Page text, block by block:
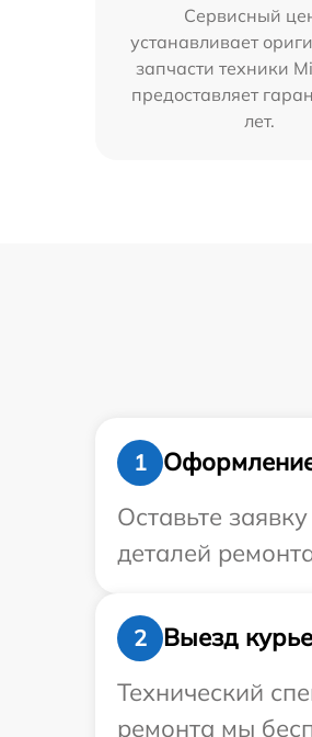
Сервисный
устанавливает
запчасти техники
предоставляет
лет.
1
Оставьте
деталей
2
Выезд
Технический
ремонта мы